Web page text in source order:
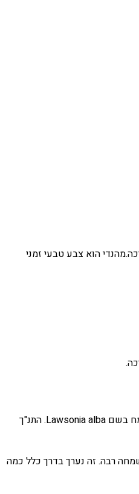
הוא צבע טבעי זמני
מהנדי, הידוע גם בשם חינה, היא צורה מסורתית של אמנות גוף שנראית בדרך כלל בחתונות הודיות ופקיסטניות. האמנות היא מסורת עתיקה שמקורה בשנת 1590 והיא נגזרת מצמח בשם Lawsonia alba. התנ"ך
רבה. זה נערך בדרך כלל כמה